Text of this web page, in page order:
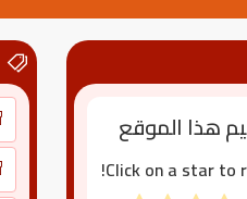
هذا الموقع
Click on a star to